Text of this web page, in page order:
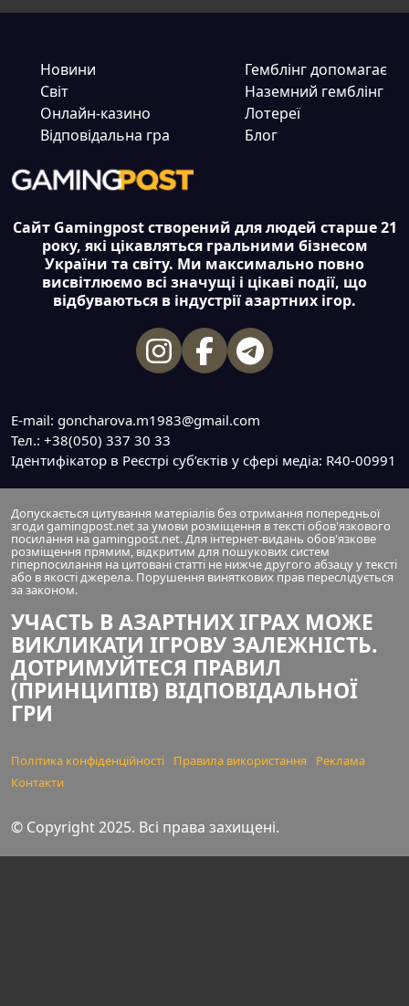
Новини
Світ
Онлайн-казино
Відповідальна гра
Гемблінг допомагає
Наземний гемблінг
Лотереї
Блог
Сайт Gamingpost створений для людей старше 21
року, які цікавляться гральними бізнесом
України та світу. Ми максимально повно
висвітлюємо всі значущі і цікаві події, що
відбуваються в індустрії азартних ігор.
E-mail: goncharova.m1983@gmail.com
Тел.: +38(050) 337 30 33
Ідентифікатор в Реєстрі суб’єктів у сфері медіа: R40-00991
© Copyright 2025. Всі права захищені.
Допускається цитування матеріалів без отримання попередньої
згоди gamingpost.net за умови розміщення в тексті обов'язкового
посилання на gamingpost.net. Для інтернет-видань обов'язкове
розміщення прямим, відкритим для пошукових систем
гіперпосилання на цитовані статті не нижче другого абзацу у тексті
або в якості джерела. Порушення виняткових прав переслідується
за законом.
УЧАСТЬ В АЗАРТНИХ ІГРАХ МОЖЕ
ВИКЛИКАТИ ІГРОВУ ЗАЛЕЖНІСТЬ.
ДОТРИМУЙТЕСЯ ПРАВИЛ
(ПРИНЦИПІВ) ВІДПОВІДАЛЬНОЇ
ГРИ
Політика конфіденційності Правила використання
Реклама
Контакти